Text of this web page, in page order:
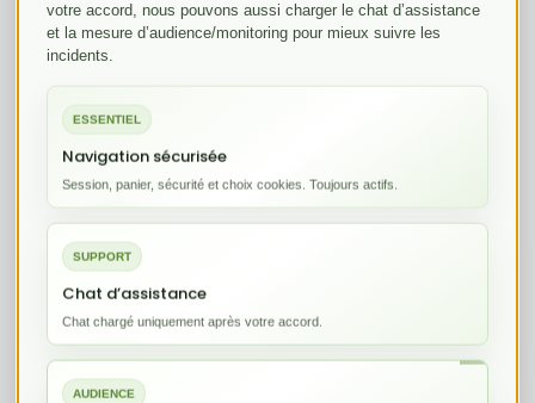
Il s'agit d'un des panel les plus intuitif
qui existe. Quelques clics suffisent
pour réaliser vos envies.
Un réel engagement
L'ensemble du staff d'Hopela.fr est
votre accord, nous pouvons aussi charger le chat d’assistance
et la mesure d’audience/monitoring pour mieux suivre les
incidents.
ESSENTIEL
Navigation sécurisée
Session, panier, sécurité et choix cookies. Toujours actifs.
SUPPORT
Chat d’assistance
Chat chargé uniquement après votre accord.
AUDIENCE